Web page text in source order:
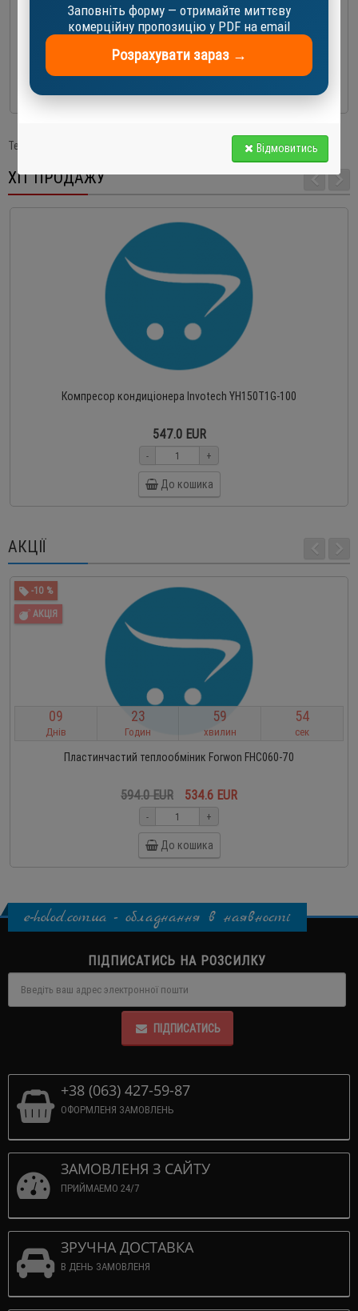
WTK P7-14 SF пластинчатий теплообмінник
310.0 EUR
Теги: Пластинчастий теплообміник Forwon FHC120G-30
ХІТ ПРОДАЖУ
Компресор кондиціонера Invotech YH150T1G-100
547.0 EUR
- +
До кошика
АКЦІЇ
-10 %
АКЦІЯ
09
Днів
23
Годин
59
хвилин
53
сек
Пластинчастий теплообміник Forwon FHC060-70
594.0 EUR 534.6 EUR
- +
До кошика
e-holod.com.ua - обладнання в наявності
ПІДПИСАТИСЬ НА РОЗСИЛКУ
ПІДПИСАТИСЬ
+38 (063) 427-59-87
ОФОРМЛЕНЯ ЗАМОВЛЕНЬ
ЗАМОВЛЕНЯ З САЙТУ
ПРИЙМАЕМО 24/7
ЗРУЧНА ДОСТАВКА
В ДЕНЬ ЗАМОВЛЕНЯ
Заповніть форму — отримайте миттєву
комерційну пропозицію у PDF на email
Розрахувати зараз →
Відмовитись